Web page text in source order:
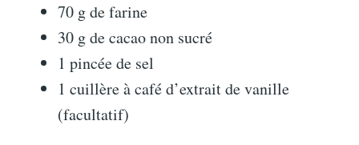
70 g de farine
30 g de cacao non sucré
1 pincée de sel
1 cuillère à café d’extrait de vanille
(facultatif)